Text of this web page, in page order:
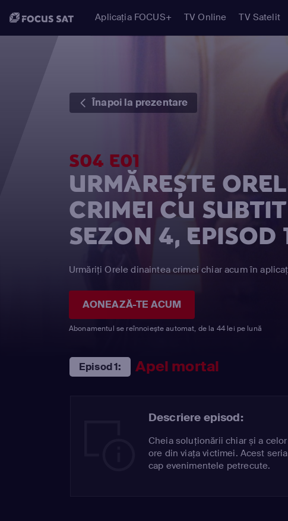
Aplicația FOCUS+ TV Online TV Satelit
Înapoi la prezentare
S04 E01
URMĂREȘTE
CRIMEI CU
SEZON 4, EPISOD
Urmăriți Orele dinaintea crimei chiar acum în
AONEAZĂ-TE ACUM
Abonamentul se reînnoiește automat, de la 44 lei pe lună
Episod 1: Apel mortal
Descriere episod:
Cheia soluționării chiar și a
ore din viața victimei. Acest
cap evenimentele petrecute.